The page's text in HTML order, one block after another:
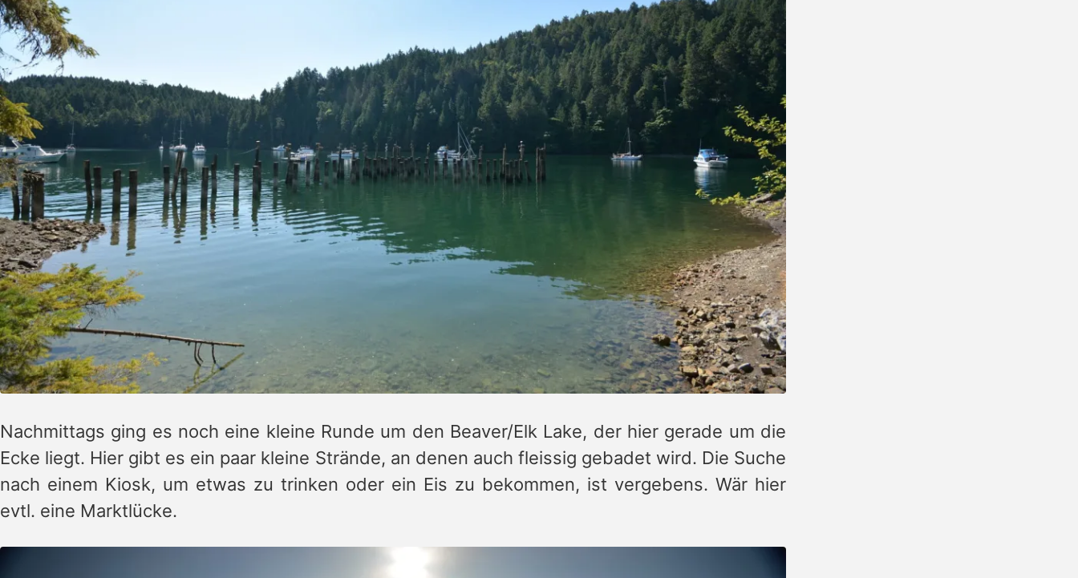
Nachmittags ging es noch eine kleine Runde um den Beaver/Elk Lake, der hier gerade um die
Ecke liegt. Hier gibt es ein paar kleine Strände, an denen auch fleissig gebadet wird. Die Suche
nach einem Kiosk, um etwas zu trinken oder ein Eis zu bekommen, ist vergebens. Wär hier
evtl. eine Marktlücke.